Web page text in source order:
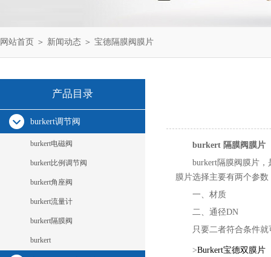
网站首页 ＞ 新闻动态 ＞ 宝德隔膜阀膜片
产品目录
burkert调节阀
burkert电磁阀
burkert比例调节阀
burkert角座阀
burkert流量计
burkert隔膜阀
burkert
burkert 隔膜阀膜片
burkert隔膜阀膜片
膜片选择主要有两个参数
一、材质
二、通径DN
只要二者符合条件就
>Burkert宝德双膜片